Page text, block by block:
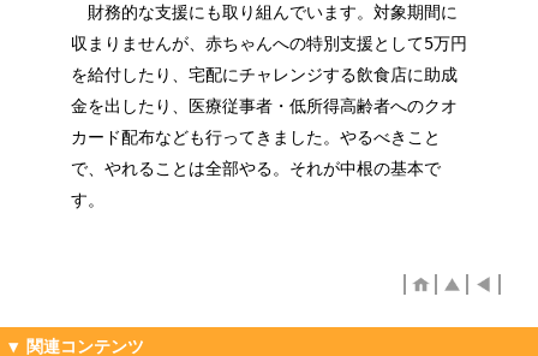
財務的な支援にも取り組んでいます。対象期間に
収まりませんが、赤ちゃんへの特別支援として5万円
を給付したり、宅配にチャレンジする飲食店に助成
金を出したり、医療従事者・低所得高齢者へのクオ
カード配布なども行ってきました。やるべきこと
で、やれることは全部やる。それが中根の基本で
す。